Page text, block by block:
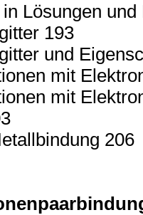
Lösungen
193
und
mit
mit
206